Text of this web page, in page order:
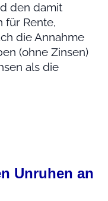
den damit
für Rente,
die Annahme
(ohne Zinsen)
als die
Unruhen an